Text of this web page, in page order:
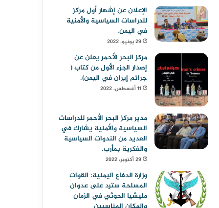
الإعلان عن إشهار أول مركز
للدراسات السياسية والأمنية
في اليمن.
29 يونيو، 2022
مركز البحر الأحمر يعلن عن
إصدار الجزء الأول من كتاب (
جرائم إيران في اليمن).
11 أغسطس، 2022
مدير مركز البحر الأحمر للدراسات
السياسية والأمنية يشارك في
العديد من الندوات السياسية
والفكرية بمأرب.
29 أكتوبر، 2022
وزارة الدفاع اليمنية: القوات
المسلحة سترد على عدوان
مليشيا الحوثي في الزمان